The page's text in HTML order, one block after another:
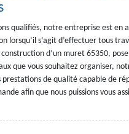
qualifiés, notre entreprise est
lorsqu’il s’agit d’effectuer tous
d’un muret 65350,
que vous souhaitez organiser,
prestations de qualité capable de
afin que nous puissions vous